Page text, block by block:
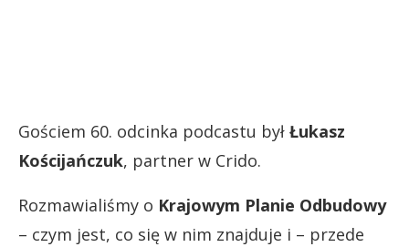
Gościem 60. odcinka podcastu był Łukasz
Kościjańczuk, partner w Crido.
Rozmawialiśmy o Krajowym Planie Odbudowy
– czym jest, co się w nim znajduje i – przede